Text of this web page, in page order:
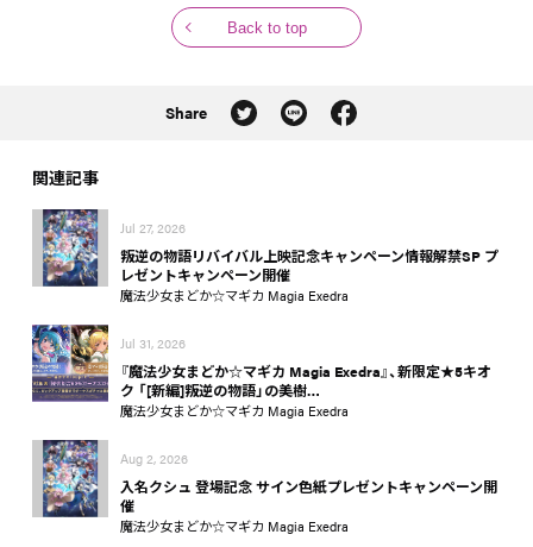
Back to top
Share
関連記事
Jul 27, 2026
叛逆の物語リバイバル上映記念キャンペーン情報解禁SP プ
レゼントキャンペーン開催
魔法少女まどか☆マギカ Magia Exedra
Jul 31, 2026
『魔法少女まどか☆マギカ Magia Exedra』、新限定★5キオ
ク 「[新編]叛逆の物語」の美樹…
魔法少女まどか☆マギカ Magia Exedra
Aug 2, 2026
入名クシュ 登場記念 サイン色紙プレゼントキャンペーン開
催
魔法少女まどか☆マギカ Magia Exedra